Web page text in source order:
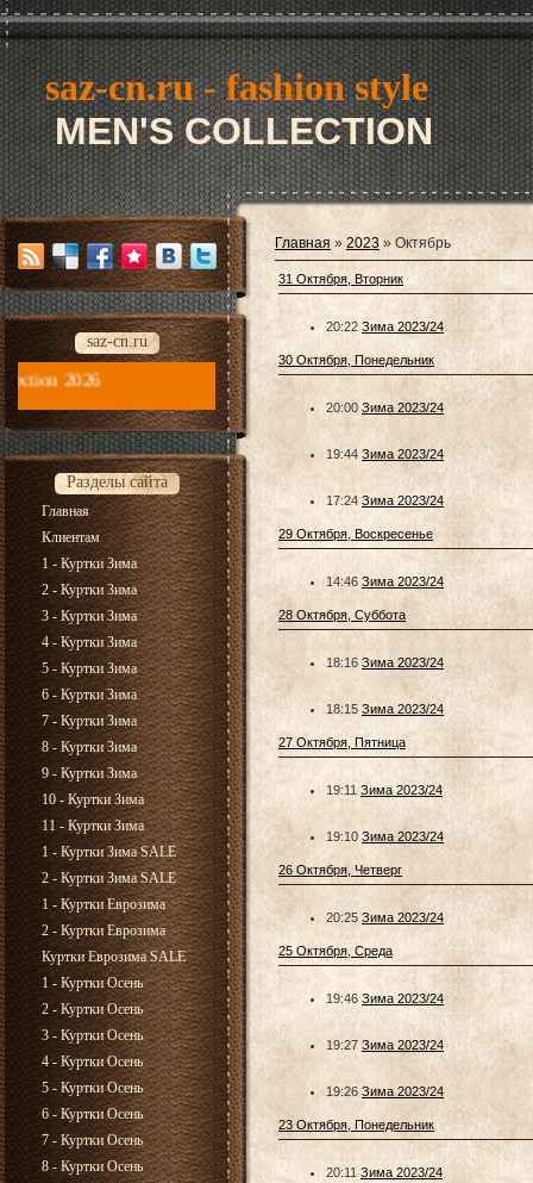
saz-cn.ru - fashion style
MEN'S COLLECTION
saz-cn.ru
saz-cn.ru - fashion style new collection 2026
Разделы сайта
Главная
Клиентам
1 - Куртки Зима
2 - Куртки Зима
3 - Куртки Зима
4 - Куртки Зима
5 - Куртки Зима
6 - Куртки Зима
7 - Куртки Зима
8 - Куртки Зима
9 - Куртки Зима
10 - Куртки Зима
11 - Куртки Зима
1 - Куртки Зима SALE
2 - Куртки Зима SALE
1 - Куртки Еврозима
2 - Куртки Еврозима
Куртки Еврозима SALE
1 - Куртки Осень
2 - Куртки Осень
3 - Куртки Осень
4 - Куртки Осень
5 - Куртки Осень
6 - Куртки Осень
7 - Куртки Осень
8 - Куртки Осень
Главная » 2023 » Октябрь
31 Октября, Вторник
20:22 Зима 2023/24
30 Октября, Понедельник
20:00 Зима 2023/24
19:44 Зима 2023/24
17:24 Зима 2023/24
29 Октября, Воскресенье
14:46 Зима 2023/24
28 Октября, Суббота
18:16 Зима 2023/24
18:15 Зима 2023/24
27 Октября, Пятница
19:11 Зима 2023/24
19:10 Зима 2023/24
26 Октября, Четверг
20:25 Зима 2023/24
25 Октября, Среда
19:46 Зима 2023/24
19:27 Зима 2023/24
19:26 Зима 2023/24
23 Октября, Понедельник
20:11 Зима 2023/24